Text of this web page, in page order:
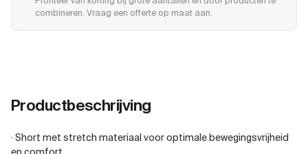
combineren. Vraag een offerte op maat aan.
Productbeschrijving
· Short met stretch materiaal voor optimale bewegingsvrijheid